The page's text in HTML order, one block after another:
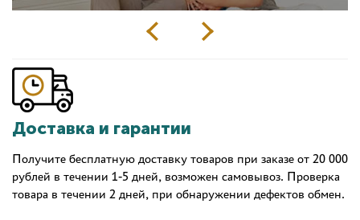
Доставка и гарантии
Получите бесплатную доставку товаров при заказе от 20 000
рублей в течении 1-5 дней, возможен самовывоз. Проверка
товара в течении 2 дней, при обнаружении дефектов обмен.